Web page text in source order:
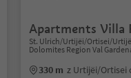
Apartments Villa
St. Ulrich/Urtijëi/Ortisei/
Dolomites Region Val
330 m z Urtijëi/Ortisei